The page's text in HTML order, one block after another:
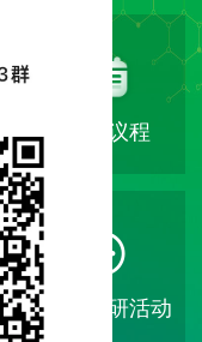
大会议程
报名调研活动